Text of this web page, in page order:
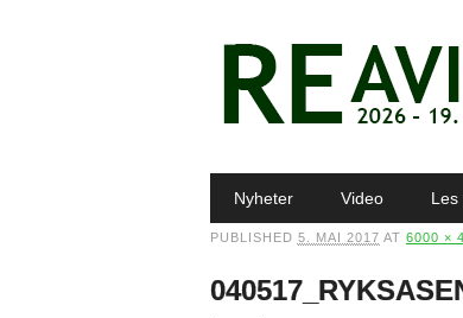
Main menu
Nyheter Video Les
PUBLISHED 5. MAI 2017 AT 6000 ×